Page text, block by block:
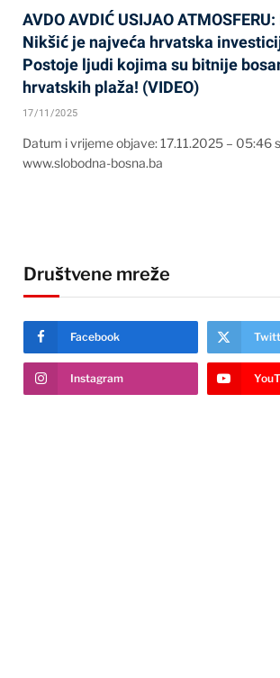
AVDO AVDIĆ USIJAO
Nikšić je najveća hrvatska
Postoje ljudi kojima su bitnije
hrvatskih plaža! (VIDEO)
17/11/2025
Datum i vrijeme objave: 17.11.2025 – 05:46
www.slobodna-bosna.ba
Društvene mreže
Facebook
Instagram